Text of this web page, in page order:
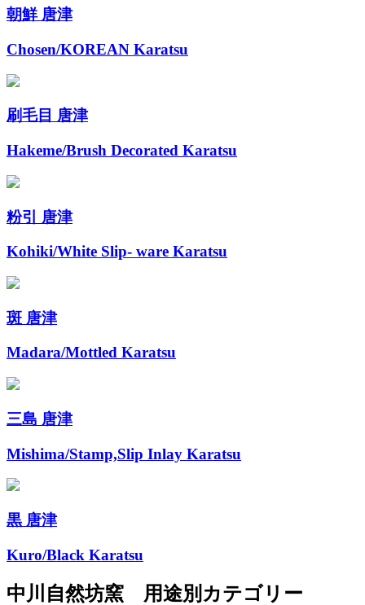
朝鮮 唐津
Chosen/KOREAN Karatsu
刷毛目 唐津
Hakeme/Brush Decorated Karatsu
粉引 唐津
Kohiki/White Slip- ware Karatsu
斑 唐津
Madara/Mottled Karatsu
三島 唐津
Mishima/Stamp,Slip Inlay Karatsu
黒 唐津
Kuro/Black Karatsu
中川自然坊窯
用途別カテゴリー